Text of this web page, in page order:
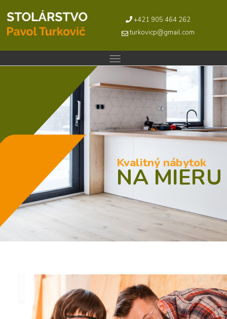
+421 905 464 262
turkovicp@gmail.com
Kvalitný nábytok
NA MIERU